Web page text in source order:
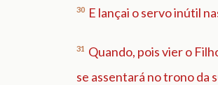
30 E lançai o servo inútil
31 Quando, pois vier o
se assentará no trono da